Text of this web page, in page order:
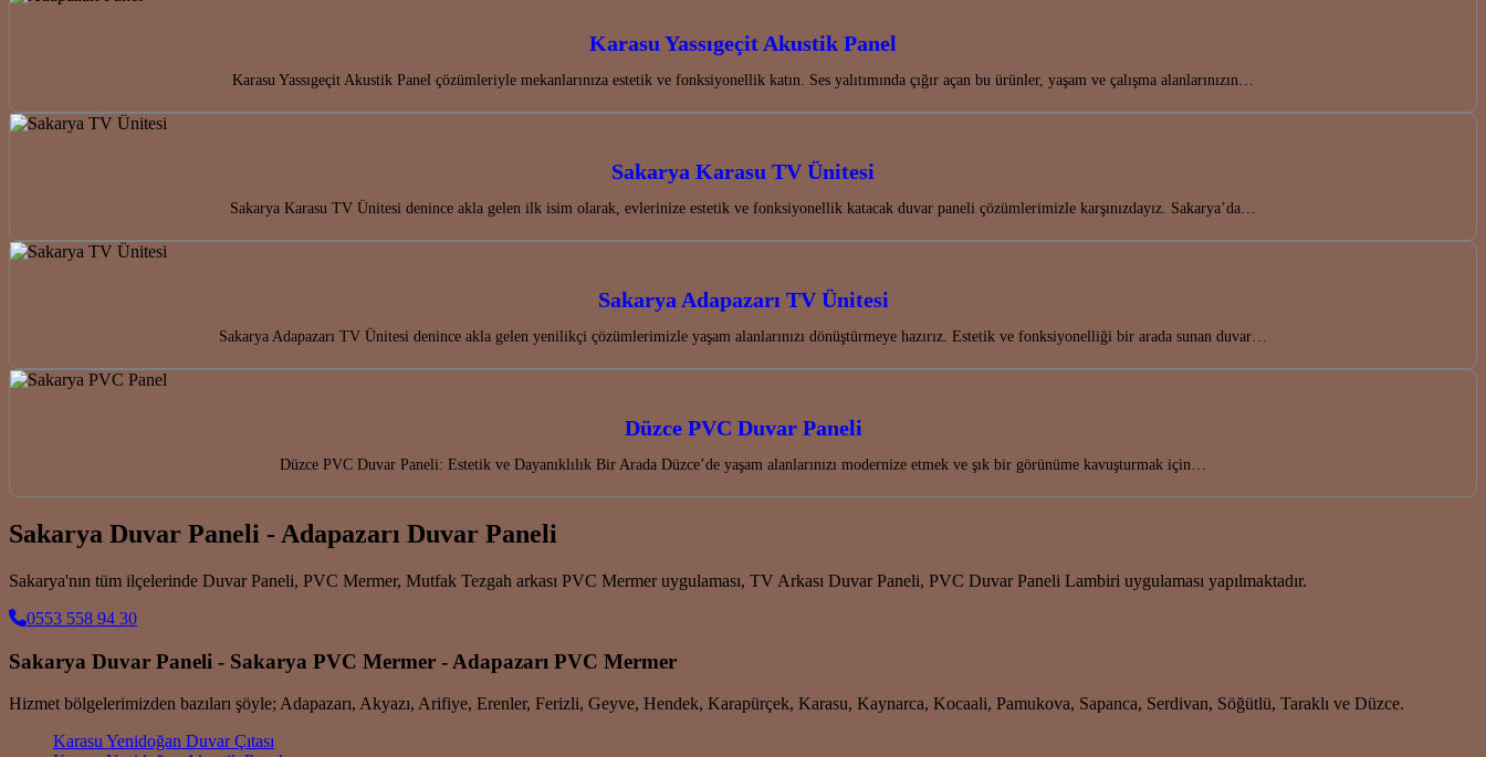
Karasu Yassıgeçit Akustik Panel
Karasu Yassıgeçit Akustik Panel çözümleriyle mekanlarınıza estetik ve fonksiyonellik katın. Ses yalıtımında çığır açan bu ürünler, yaşam ve çalışma alanlarınızın…
Sakarya Karasu TV Ünitesi
Sakarya Karasu TV Ünitesi denince akla gelen ilk isim olarak, evlerinize estetik ve fonksiyonellik katacak duvar paneli çözümlerimizle karşınızdayız. Sakarya’da…
Sakarya Adapazarı TV Ünitesi
Sakarya Adapazarı TV Ünitesi denince akla gelen yenilikçi çözümlerimizle yaşam alanlarınızı dönüştürmeye hazırız. Estetik ve fonksiyonelliği bir arada sunan duvar…
Düzce PVC Duvar Paneli
Düzce PVC Duvar Paneli: Estetik ve Dayanıklılık Bir Arada Düzce’de yaşam alanlarınızı modernize etmek ve şık bir görünüme kavuşturmak için…
Sakarya Duvar Paneli - Adapazarı Duvar Paneli
Sakarya'nın tüm ilçelerinde Duvar Paneli, PVC Mermer, Mutfak Tezgah arkası PVC Mermer uygulaması, TV Arkası Duvar Paneli, PVC Duvar Paneli Lambiri uygulaması yapılmaktadır.
0553 558 94 30
Sakarya Duvar Paneli - Sakarya PVC Mermer - Adapazarı PVC Mermer
Hizmet bölgelerimizden bazıları şöyle; Adapazarı, Akyazı, Arifiye, Erenler, Ferizli, Geyve, Hendek, Karapürçek, Karasu, Kaynarca, Kocaali, Pamukova, Sapanca, Serdivan, Söğütlü, Taraklı ve Düzce.
Karasu Yenidoğan Duvar Çıtası